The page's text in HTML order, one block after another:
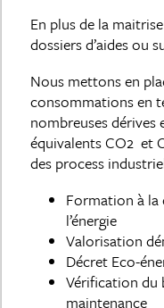
En plus de la
dossiers d’aides ou
Nous mettons en
consommations en
nombreuses dérives
équivalents CO2 et
des process
Formation à la
l’énergie
Valorisation
Décret Eco-
Vérification du
maintenance